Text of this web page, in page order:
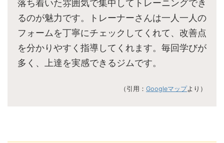
落ち着いた雰囲気で集中してトレーニングでき
るのが魅力です。トレーナーさんは一人一人の
フォームを丁寧にチェックしてくれて、改善点
を分かりやすく指導してくれます。毎回学びが
多く、上達を実感できるジムです。
（引用： Googleマップより）